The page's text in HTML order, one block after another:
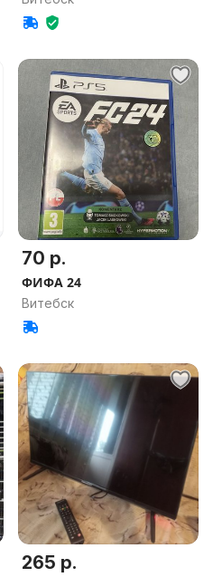
70 р.
ФИФА 24
Витебск
265 р.